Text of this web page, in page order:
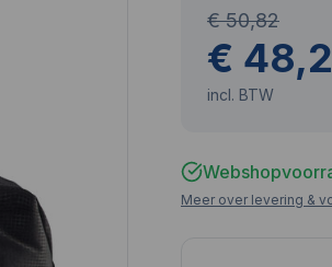
€ 50,82
€
incl. BTW
Meer over levering &